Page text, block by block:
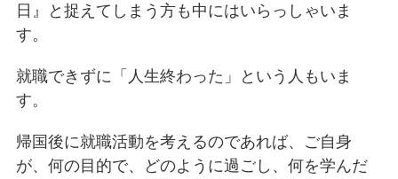
日』と捉えてしまう方も中にはいらっしゃいま
す。
就職できずに「人生終わった」という人もいま
す。
帰国後に就職活動を考えるのであれば、ご自身
が、何の目的で、どのように過ごし、何を学んだ